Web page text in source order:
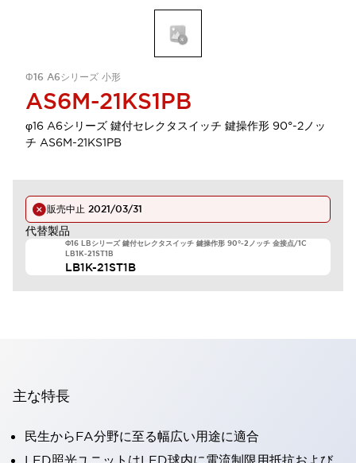
Φ16 A6シリーズ 小形
AS6M-21KS1PB
φ16 A6シリーズ 鍵付セレクタスイッチ 鍵操作形 90°-2ノッ
チ AS6M-21KS1PB
販売中止 2021/03/31
代替製品
Φ16 LBシリーズ 鍵付セレクタスイッチ 鍵操作形 90°-2ノッチ 金接点/1C
LB1K-21ST1B
LB1K-21ST1B
主な特長
民生からFA分野に至る幅広い用途に適合
LED照光ユニットはLED球内に電流制限用抵抗および